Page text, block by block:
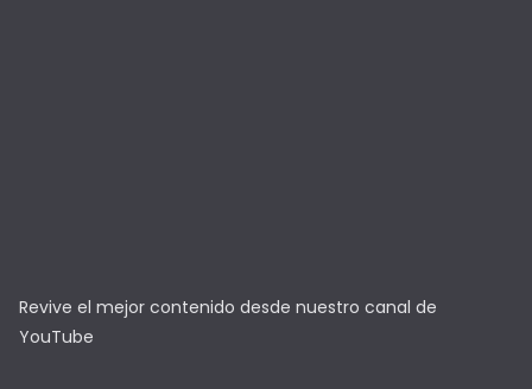
Revive el mejor contenido desde nuestro canal de
YouTube